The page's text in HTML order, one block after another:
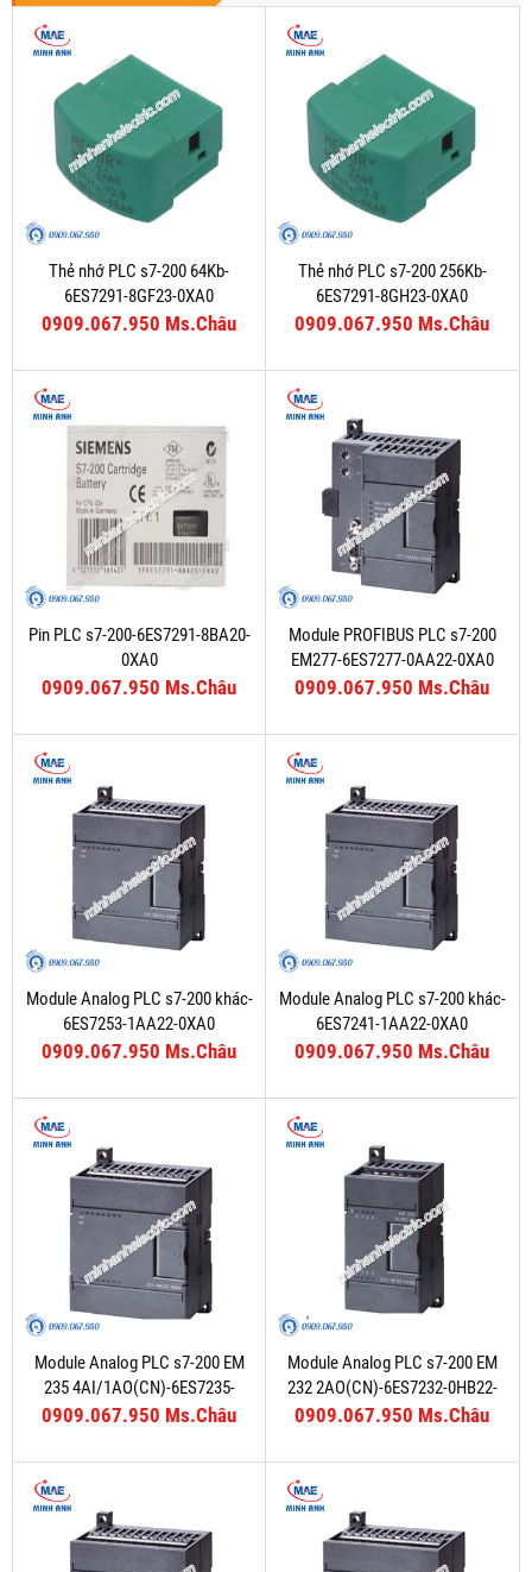
Thẻ nhớ PLC s7-200 64Kb-
6ES7291-8GF23-0XA0
0909.067.950 Ms.Châu
Thẻ nhớ PLC s7-200 256Kb-
6ES7291-8GH23-0XA0
0909.067.950 Ms.Châu
Pin PLC s7-200-6ES7291-8BA20-
0XA0
0909.067.950 Ms.Châu
Module PROFIBUS PLC s7-200
EM277-6ES7277-0AA22-0XA0
0909.067.950 Ms.Châu
Module Analog PLC s7-200 khác-
6ES7253-1AA22-0XA0
0909.067.950 Ms.Châu
Module Analog PLC s7-200 khác-
6ES7241-1AA22-0XA0
0909.067.950 Ms.Châu
Module Analog PLC s7-200 EM
235 4AI/1AO(CN)-6ES7235-
0KD22-0XA8
0909.067.950 Ms.Châu
Module Analog PLC s7-200 EM
232 2AO(CN)-6ES7232-0HB22-
0XA8
0909.067.950 Ms.Châu